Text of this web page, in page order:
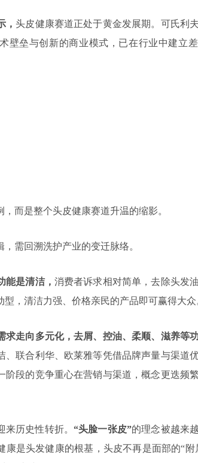
， 头皮健康赛道正处于黄金发展期。可氏利
壁垒与创新的商业模式，已在行业中建立
而是整个头皮健康赛道升温的缩影。
需回溯洗护产业的变迁脉络。
能是清洁， 消费者诉求相对简单，去除头发
，清洁力强、价格亲民的产品即可赢得大众
求走向多元化，去屑、控油、柔顺、滋养等
、联合利华、欧莱雅等凭借品牌声量与渠道
阶段的竞争重心在营销与渠道，概念更迭频
来历史性转折。 “头脸一张皮”的理念被越来
康是头发健康的根基，头皮不再是面部的“附